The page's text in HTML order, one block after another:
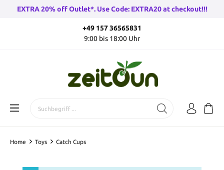
EXTRA 20% off Outlet*. Use Code: EXTRA20 at checkout!!!
+49 157 36565831
9:00 bis 18:00 Uhr
Home Toys Catch Cups